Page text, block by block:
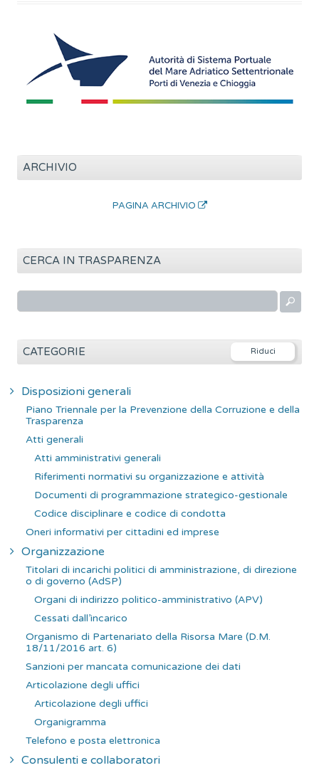
ARCHIVIO
PAGINA ARCHIVIO
CERCA IN TRASPARENZA
r
CATEGORIE
Disposizioni generali
Piano Triennale per la Prevenzione della Corruzione e della
Trasparenza
Atti generali
Atti amministrativi generali
Riferimenti normativi su organizzazione e attività
Documenti di programmazione strategico-gestionale
Codice disciplinare e codice di condotta
Oneri informativi per cittadini ed imprese
Organizzazione
Titolari di incarichi politici di amministrazione, di direzione
o di governo (AdSP)
Organi di indirizzo politico-amministrativo (APV)
Cessati dall’incarico
Organismo di Partenariato della Risorsa Mare (D.M.
18/11/2016 art. 6)
Sanzioni per mancata comunicazione dei dati
Articolazione degli uffici
Articolazione degli uffici
Organigramma
Telefono e posta elettronica
Consulenti e collaboratori